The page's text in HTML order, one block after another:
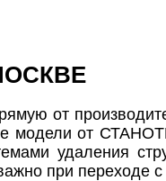
от
модели от
удаления
при переходе